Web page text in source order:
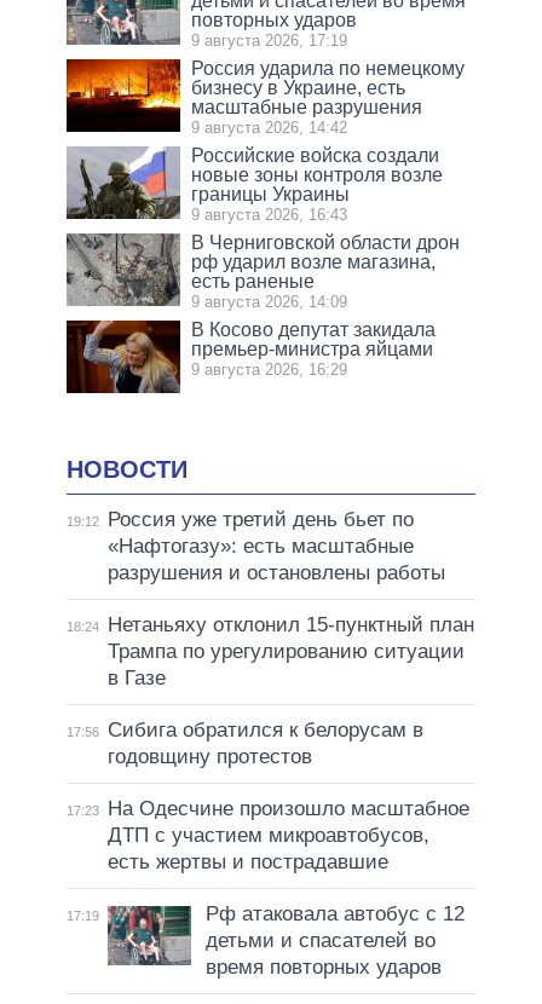
повторных ударов
9 августа 2026, 17:19
Россия ударила по немецкому
бизнесу в Украине, есть
масштабные разрушения
9 августа 2026, 14:42
Российские войска создали
новые зоны контроля возле
границы Украины
9 августа 2026, 16:43
В Черниговской области дрон
рф ударил возле магазина,
есть раненые
9 августа 2026, 14:09
В Косово депутат закидала
премьер-министра яйцами
9 августа 2026, 16:29
НОВОСТИ
19:12
Россия уже третий день бьет по
«Нафтогазу»: есть масштабные
разрушения и остановлены работы
18:24
Нетаньяху отклонил 15-пунктный план
Трампа по урегулированию ситуации
в Газе
17:56
Сибига обратился к белорусам в
годовщину протестов
17:23
На Одесчине произошло масштабное
ДТП с участием микроавтобусов,
есть жертвы и пострадавшие
17:19
Рф атаковала автобус с 12
детьми и спасателей во
время повторных ударов